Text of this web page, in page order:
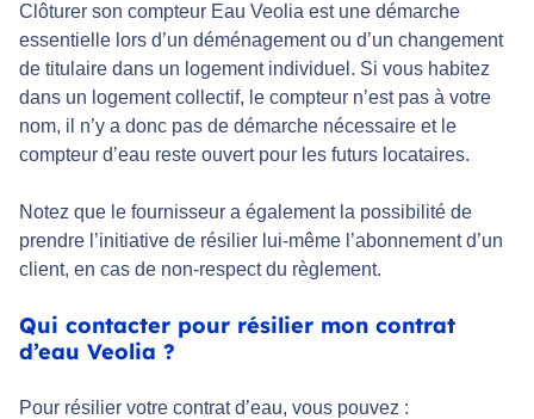
Clôturer son compteur Eau Veolia est une démarche
essentielle lors d’un déménagement ou d’un changement
de titulaire dans un logement individuel. Si vous habitez
dans un logement collectif, le compteur n’est pas à votre
nom, il n’y a donc pas de démarche nécessaire et le
compteur d’eau reste ouvert pour les futurs locataires.
Notez que le fournisseur a également la possibilité de
prendre l’initiative de résilier lui-même l’abonnement d’un
client, en cas de non-respect du règlement.
Qui contacter pour résilier mon contrat
d’eau Veolia ?
Pour résilier votre contrat d’eau, vous pouvez :